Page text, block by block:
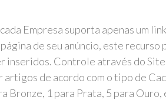
Empresa suporta apenas um
de seu anúncio, este recurso
inseridos. Controle através do
artigos de acordo com o tipo de
Bronze, 1 para Prata, 5 para Ouro,